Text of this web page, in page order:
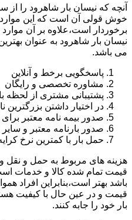
آنچه که نیسان بار شاهرود را از
خوش قولی آن است که این موارد
برخوردار است،علاوه بر آن
نیسان بار شاهرود به عنوان
می باشد.
پاسخگویی برخط و آنلاین
مشاوره تخصصی و رایگان
پشتیبانی مشتری از لحظه
در اختیار داشتن
صدور بیمه نامه معتبر برای
صدور بارنامه معتبر و
حمل بار با کمترین نرخ
هزینه های مربوط به حمل و نقل و
قیمت تمام شده کالا و خدمات
باشد بهتر است،بنابراین افراد
قیمت و در عین حال با کیفیت
بار خود را جابه کنند.